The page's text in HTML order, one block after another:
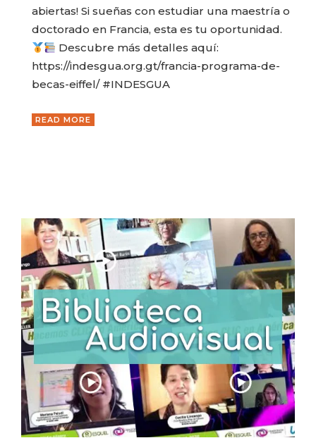
abiertas! Si sueñas con estudiar una maestría o
doctorado en Francia, esta es tu oportunidad.
Descubre más detalles aquí:
https://indesgua.org.gt/francia-programa-de-
becas-eiffel/ #INDESGUA
READ MORE